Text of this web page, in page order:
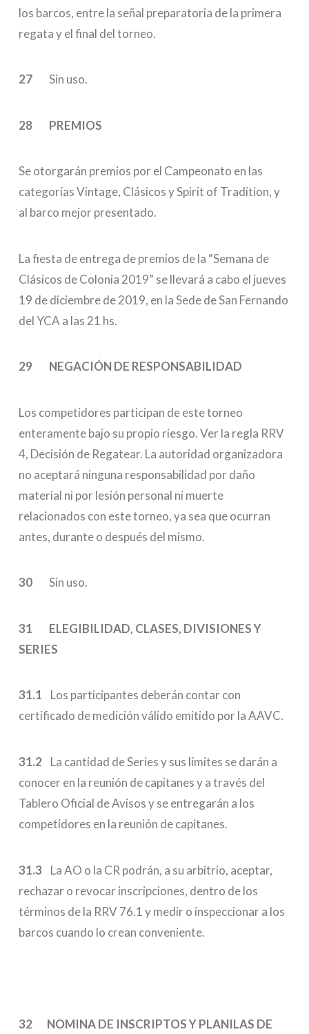
los barcos, entre la señal preparatoria de la primera
regata y el final del torneo.
27 Sin uso.
28 PREMIOS
Se otorgarán premios por el Campeonato en las
categorías Vintage, Clásicos y Spirit of Tradition, y
al barco mejor presentado.
La fiesta de entrega de premios de la “Semana de
Clásicos de Colonia 2019” se llevará a cabo el jueves
19 de diciembre de 2019, en la Sede de San Fernando
del YCA a las 21 hs.
29 NEGACIÓN DE RESPONSABILIDAD
Los competidores participan de este torneo
enteramente bajo su propio riesgo. Ver la regla RRV
4, Decisión de Regatear. La autoridad organizadora
no aceptará ninguna responsabilidad por daño
material ni por lesión personal ni muerte
relacionados con este torneo, ya sea que ocurran
antes, durante o después del mismo.
30 Sin uso.
31
ELEGIBILIDAD, CLASES, DIVISIONES Y
SERIES
31.1 Los participantes deberán contar con
certificado de medición válido emitido por la AAVC.
31.2 La cantidad de Series y sus límites se darán a
conocer en la reunión de capitanes y a través del
Tablero Oficial de Avisos y se entregarán a los
competidores en la reunión de capitanes.
31.3 La AO o la CR podrán, a su arbitrio, aceptar,
rechazar o revocar inscripciones, dentro de los
términos de la RRV 76.1 y medir o inspeccionar a los
barcos cuando lo crean conveniente.
32 NOMINA DE INSCRIPTOS Y PLANILAS DE